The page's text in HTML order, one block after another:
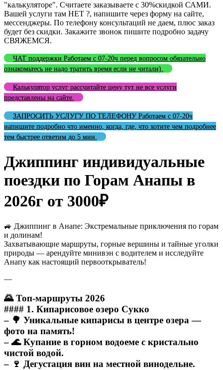
"калькуляторе". Считаете заказываете с 30%скидкой САМИ.
Вашей услуги там НЕТ ?, напишите через форму на сайте,
мессенджеры. По телефону консультаций не даем, плюс заказ
будет без скидки. Закажите звонок пишите подробно задачу
СВЯЖЕМСЯ.
ЧАТ поддержки Работаем с 07-20ч перед вопросом обязательно
ознакомьтесь не надо тратить время если не читали).
Калькулятор услуг рассчитайте цену тут не все услуги
представлены на сайте.
ЗАПРОСИТЬ УСЛУГУ ПО ТЕЛЕФОНУ Работаем с 07-20ч
напишите подробно что именно, когда, где, что хотите чем подробнее
тем быстрее ответим до 5 мин.
Джиппинг индивидуальные
поездки по Горам Анапы в
2026г от 3000₽
🚙 Джиппинг в Анапе: Экстремальные приключения по горам
и долинам!
Захватывающие маршруты, горные вершины и тайные уголки
природы — арендуйте минивэн с водителем и исследуйте
Анапу как настоящий первооткрыватель!
—
🌄 Топ-маршруты 2026
#### 1. Кипарисовое озеро Сукко
– 🌳 Уникальные кипарисы в центре озера —
фото на память!
– 🌊 Купание в горном водоеме с кристально
чистой водой.
– 🍷 Дегустация вин на местной винодельне.